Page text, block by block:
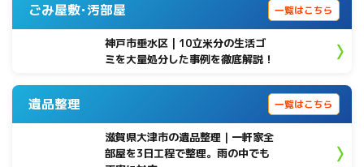
ごみ屋敷･汚部屋 一覧はこちら
神戸市垂水区 | 10立米分の生活ゴ
ミを大量処分した事例を徹底解説！
遺品整理 一覧はこちら
滋賀県大津市の遺品整理｜一軒家全
部屋を3日工程で整理。雨の中でも